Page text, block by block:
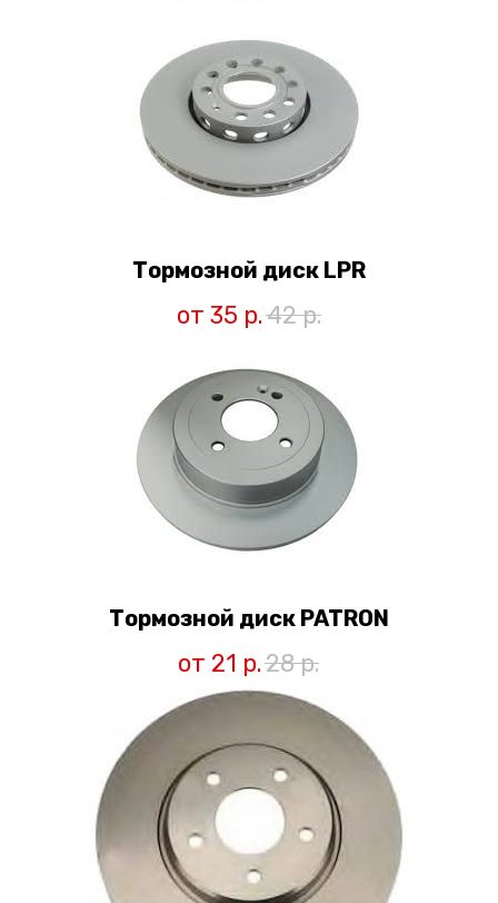
Тормозной диск LPR
от 35 р.42р.
Тормозной диск PATRON
от 21 р.28р.